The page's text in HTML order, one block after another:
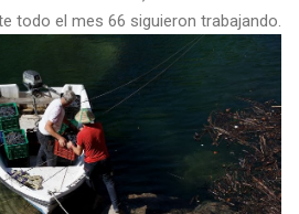
todo el mes 66 siguieron trabajando.